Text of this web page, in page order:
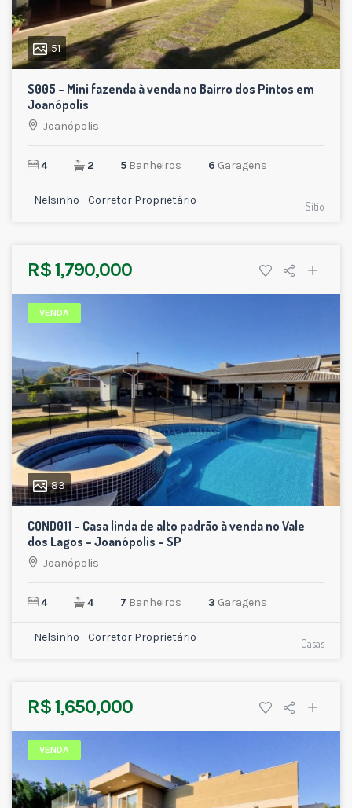
51
S005 – Mini fazenda à venda no Bairro dos Pintos em
Joanópolis
Joanópolis
4 2 5 Banheiros 6 Garagens
Nelsinho - Corretor Proprietário Sítio
R$ 1,790,000
VENDA
83
COND011 – Casa linda de alto padrão à venda no Vale
dos Lagos – Joanópolis – SP
Joanópolis
4 4 7 Banheiros 3 Garagens
Nelsinho - Corretor Proprietário Casas
R$ 1,650,000
VENDA